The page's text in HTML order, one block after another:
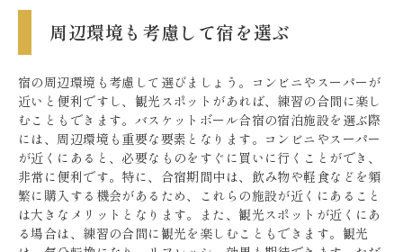
周辺環境も考慮して宿を選ぶ
宿の周辺環境も考慮して選びましょう。コンビニやスーパーが
近いと便利ですし、観光スポットがあれば、練習の合間に楽し
むこともできます。バスケットボール合宿の宿泊施設を選ぶ際
には、周辺環境も重要な要素となります。コンビニやスーパー
が近くにあると、必要なものをすぐに買いに行くことができ、
非常に便利です。特に、合宿期間中は、飲み物や軽食などを頻
繁に購入する機会があるため、これらの施設が近くにあること
は大きなメリットとなります。また、観光スポットが近くにあ
る場合は、練習の合間に観光を楽しむこともできます。観光